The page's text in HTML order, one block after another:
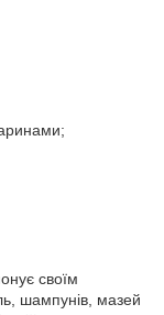
своїм
шампунів, мазей